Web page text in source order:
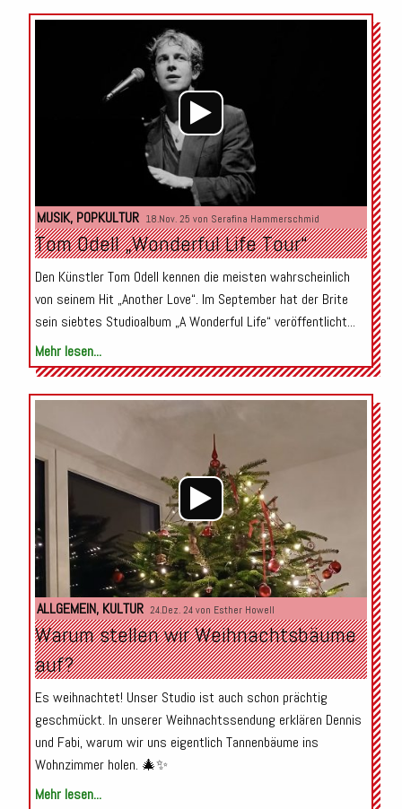
Audio-
Player
MUSIK, POPKULTUR 18.Nov. 25 von Serafina Hammerschmid
Tom Odell „Wonderful Life Tour“
Den Künstler Tom Odell kennen die meisten wahrscheinlich
von seinem Hit „Another Love“. Im September hat der Brite
sein siebtes Studioalbum „A Wonderful Life“ veröffentlicht...
Mehr lesen...
Audio-
Player
ALLGEMEIN, KULTUR 24.Dez. 24 von Esther Howell
Warum stellen wir Weihnachtsbäume
auf?
Es weihnachtet! Unser Studio ist auch schon prächtig
geschmückt. In unserer Weihnachtssendung erklären Dennis
und Fabi, warum wir uns eigentlich Tannenbäume ins
Wohnzimmer holen. 🎄✨
Mehr lesen...